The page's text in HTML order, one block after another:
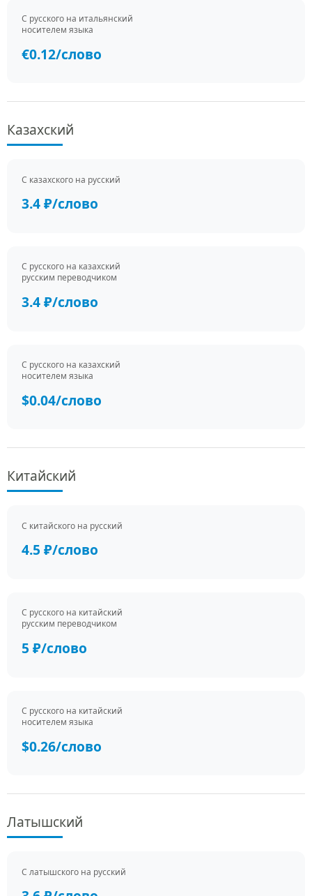
С русского на итальянский
носителем языка
€0.12/слово
Казахский
С казахского на русский
3.4 ₽/слово
С русского на казахский
русским переводчиком
3.4 ₽/слово
С русского на казахский
носителем языка
$0.04/слово
Китайский
С китайского на русский
4.5 ₽/слово
С русского на китайский
русским переводчиком
5 ₽/слово
С русского на китайский
носителем языка
$0.26/слово
Латышский
С латышского на русский